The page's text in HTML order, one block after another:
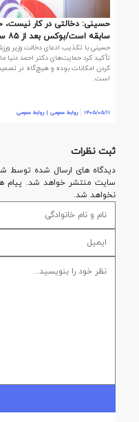
حسینی: دخالتی در کار نیست،
شود
حسینی با تکذیب ادعای دخالت وزیر
تأکید کرد حمایت‌های دکتر احمد
کردن امکانات بوده و هیچ‌گاه در
است.
1405/05/11 روابط عمومی | روابط عمومی
ثبت نظرات
دیدگاه های ارسال شده توسط
سایت منتشر خواهد شد. پیام
نخواهد شد.